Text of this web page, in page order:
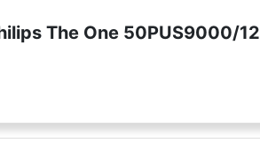
The One 50PUS9000/12